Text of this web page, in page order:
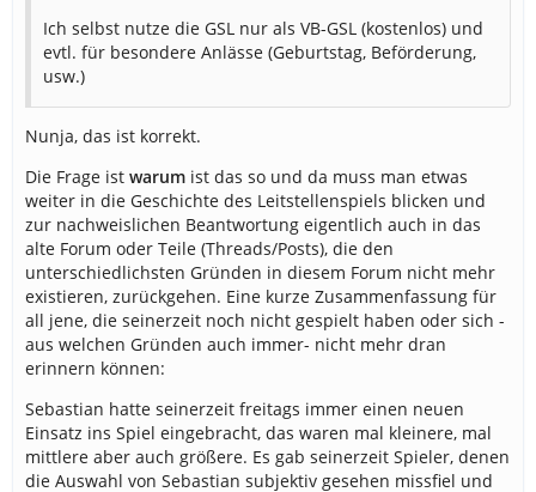
Ich selbst nutze die GSL nur als VB-GSL (kostenlos) und
evtl. für besondere Anlässe (Geburtstag, Beförderung,
usw.)
Nunja, das ist korrekt.
Die Frage ist warum ist das so und da muss man etwas
weiter in die Geschichte des Leitstellenspiels blicken und
zur nachweislichen Beantwortung eigentlich auch in das
alte Forum oder Teile (Threads/Posts), die den
unterschiedlichsten Gründen in diesem Forum nicht mehr
existieren, zurückgehen. Eine kurze Zusammenfassung für
all jene, die seinerzeit noch nicht gespielt haben oder sich -
aus welchen Gründen auch immer- nicht mehr dran
erinnern können:
Sebastian hatte seinerzeit freitags immer einen neuen
Einsatz ins Spiel eingebracht, das waren mal kleinere, mal
mittlere aber auch größere. Es gab seinerzeit Spieler, denen
die Auswahl von Sebastian subjektiv gesehen missfiel und